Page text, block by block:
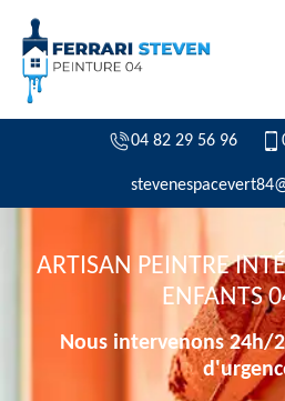
04 82 29 56 96
ARTISAN PEINTRE
ENFANTS
Nous intervenons 24h/